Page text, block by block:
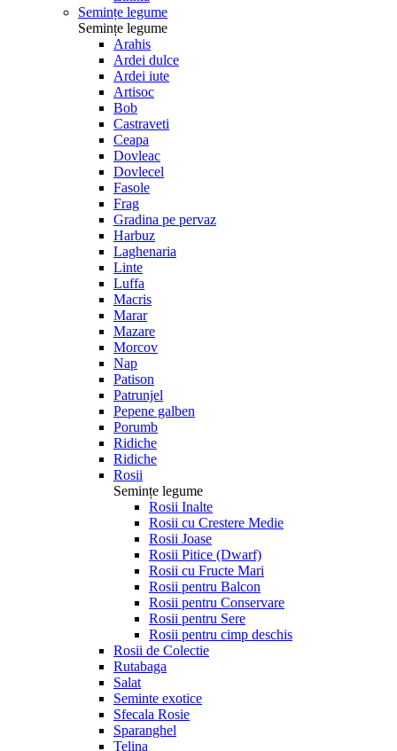
Semințe legume
Semințe legume
Arahis
Ardei dulce
Ardei iute
Artisoc
Bob
Castraveti
Ceapa
Dovleac
Dovlecel
Fasole
Frag
Gradina pe pervaz
Harbuz
Laghenaria
Linte
Luffa
Macris
Marar
Mazare
Morcov
Nap
Patison
Patrunjel
Pepene galben
Porumb
Ridiche
Ridiche
Rosii
Semințe legume
Rosii Inalte
Rosii cu Crestere Medie
Rosii Joase
Rosii Pitice (Dwarf)
Rosii cu Fructe Mari
Rosii pentru Balcon
Rosii pentru Conservare
Rosii pentru Sere
Rosii pentru cimp deschis
Rosii de Colectie
Rutabaga
Salat
Seminte exotice
Sfecala Rosie
Sparanghel
Telina